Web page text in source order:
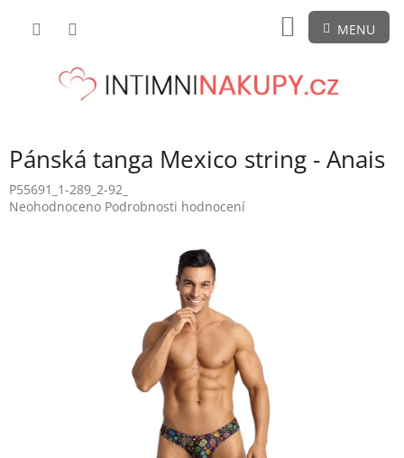
NÁKUPNÍ
KOŠÍK
Pánská tanga Mexico string - Anais
P55691_1-289_2-92_
Průměrné
Neohodnoceno Podrobnosti hodnocení